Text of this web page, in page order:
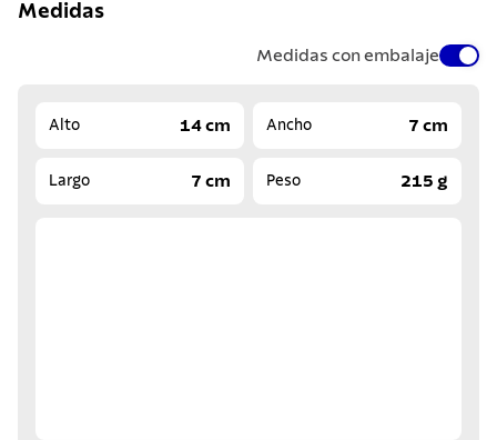
Medidas
Medidas con embalaje
Alto 14 cm Ancho 7 cm
Largo 7 cm Peso 215 g